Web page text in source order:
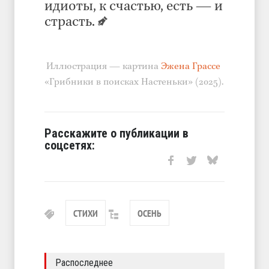
идиоты, к счастью, есть — и
страсть.
Иллюстрация — картина Эжена Грассе
«Грибники в поисках Настеньки» (2025).
Расскажите о публикации в
соцсетях:
СТИХИ ОСЕНЬ
Распоследнее